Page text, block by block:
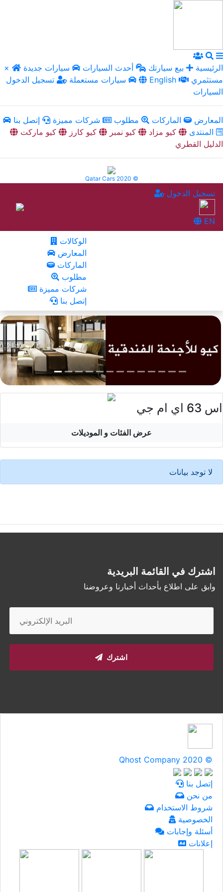
× الرئيسية بيع سيارتك أحدث السيارات
سيارات جديدة
سيارات مستعملة
تسجيل الدخول English
السيارات
المعارض الماركات مطلوب شركات مميزة
إتصل بنا
المنتدى
كيو مزاد كيو نمبر كيو كارز
كيو ماركت
الدليل القطري
Qatar Cars 2020 ©
تسجيل الدخول
EN
الوكالات
المعارض
الماركات
مطلوب
شركات مميزة
إتصل بنا
اس 63 اي ام جي
عرض الفئات و الموديلات
لا توجد بيانات
اشترك في القائمة البريدية
وابق على اطلاع بأحداث أخبارنا وعروضنا
اشترك
Qhost Company 2020 ©
إتصل بنا
من نحن
شروط الاستخدام
الخصوصية
أسئلة وإجابات
إعلانات